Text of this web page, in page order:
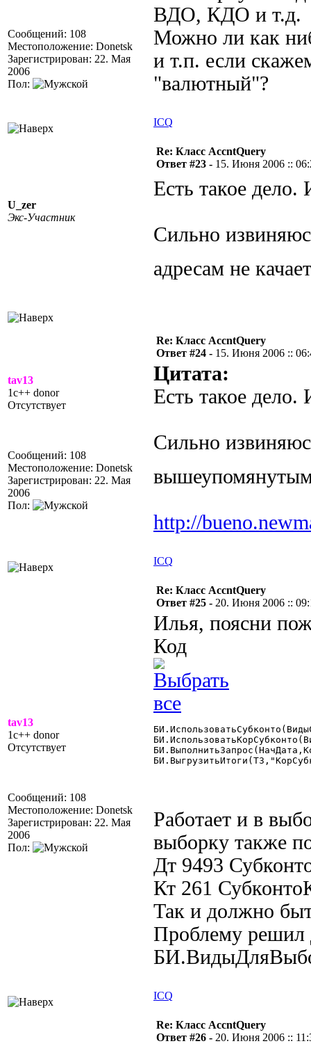
Сообщений: 108
Местоположение: Donetsk
Зарегистрирован: 22. Мая
2006
Пол:
ВДО, КДО и т.д.
Можно ли как
и т.п. если
"валютный"?
ICQ
U_zer
Экс-Участник
Re: Класс AccntQuery
Ответ #23 - 15. Июня 2006 ::
Есть такое
Сильно
адресам не
tav13
1c++ donor
Отсутствует
Сообщений: 108
Местоположение: Donetsk
Зарегистрирован: 22. Мая
2006
Пол:
Re: Класс AccntQuery
Ответ #24 - 15. Июня 2006 ::
Цитата:
Есть такое дело.
Сильно
http://
ICQ
tav13
1c++ donor
Отсутствует
Сообщений: 108
Местоположение: Donetsk
Зарегистрирован: 22. Мая
2006
Пол:
Re: Класс AccntQuery
Ответ #25 - 20. Июня 2006 ::
Илья, поясни
Код
Работает и в
выборку также
Дт 9493
Кт 261
Так и должно
Проблему решил
ICQ
Re: Класс AccntQuery
Ответ #26 - 20. Июня 2006 ::